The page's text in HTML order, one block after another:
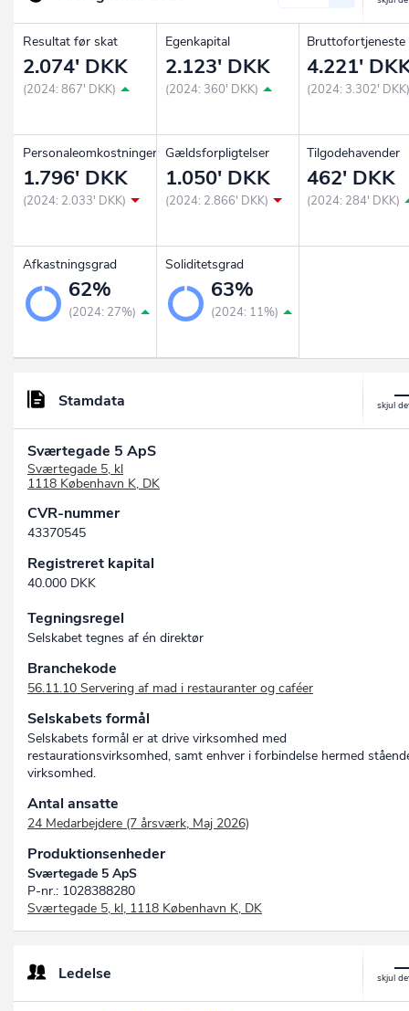
Resultat før skat
2.074' DKK
(2024: 867' DKK)
Egenkapital
2.123' DKK
(2024: 360' DKK)
Bruttofortjeneste
4.221'
(2024: 3.302'
Personaleomkostninger
1.796' DKK
(2024: 2.033' DKK)
Gældsforpligtelser
1.050' DKK
(2024: 2.866' DKK)
Tilgodehavender
462' DKK
(2024: 284' DKK)
Afkastningsgrad
62%
(2024: 27%)
Soliditetsgrad
63%
(2024: 11%)
Stamdata
Sværtegade 5 ApS
Sværtegade 5, kl
1118 København K, DK
CVR-nummer
43370545
Registreret kapital
40.000 DKK
Tegningsregel
Selskabet tegnes af én direktør
Branchekode
56.11.10 Servering af mad i restauranter og caféer
Selskabets formål
Selskabets formål er at drive virksomhed med
restaurationsvirksomhed, samt enhver i forbindelse hermed
virksomhed.
Antal ansatte
24 Medarbejdere (7 årsværk, Maj 2026)
Produktionsenheder
Sværtegade 5 ApS
P-nr.: 1028388280
Sværtegade 5, kl, 1118 København K, DK
Ledelse